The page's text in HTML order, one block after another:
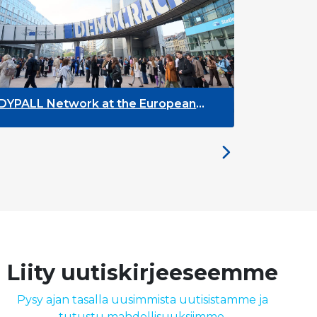
European
The Future of ENLYC:
Liity uutiskirjeeseemme
Pysy ajan tasalla uusimmista uutisistamme ja